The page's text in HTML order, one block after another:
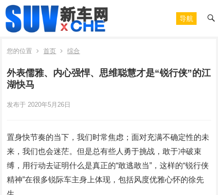
导航
您的位置 首页 综合
外表儒雅、内心强悍、思维聪慧才是“锐行侠”的江
湖快马
发布于 2020年5月26日
置身快节奏的当下，我们时常焦虑；面对充满不确定性的未
来，我们也会迷茫。但是总有些人勇于挑战，敢于冲破束
缚，用行动去证明什么是真正的“敢逃敢当”，这样的“锐行侠
精神”在很多锐际车主身上体现，包括风度优雅心怀的徐先